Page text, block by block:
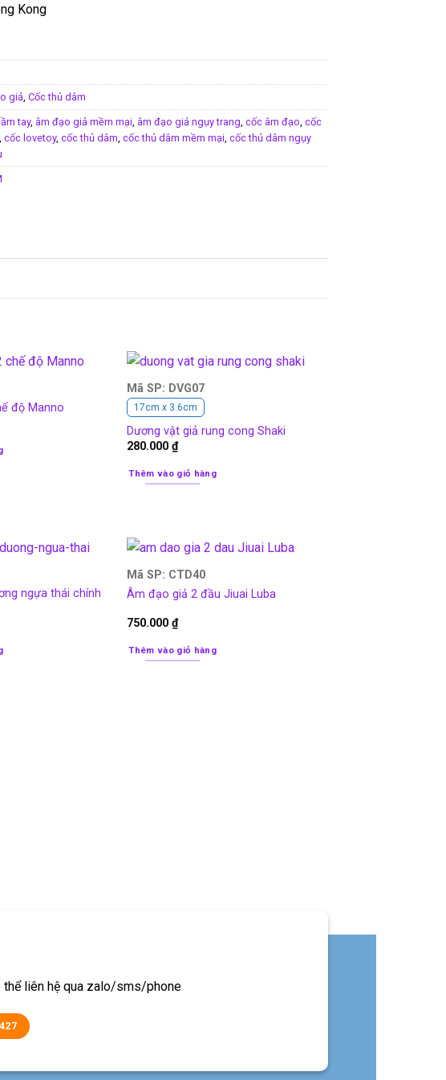
Kong
giả Cốc thủ dâm
tay, âm đạo giả mềm mại âm đạo giả ngụy trang cốc âm đạo cốc
cốc lovetoy, cốc thủ dâm cốc thủ dâm mềm mại cốc thủ dâm ngụy
độ Manno
Mã SP: DVG07
17cm x 3.6cm
Dương vật giả rung cong Shaki
280.000 ₫
Thêm vào giỏ hàng
ngựa thái chính
Mã SP: CTD40
Âm đạo giả 2 đầu Jiuai Luba
750.000 ₫
Thêm vào giỏ hàng
thể liên hệ qua zalo/sms/phone